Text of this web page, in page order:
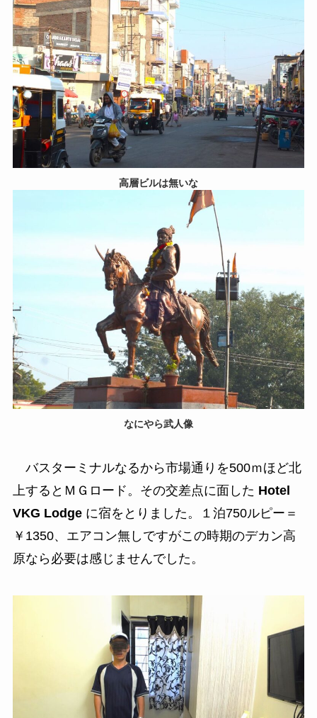
高層ビルは無いな
なにやら武人像
バスターミナルなるから市場通りを500ｍほど北
上するとＭＧロード。その交差点に面した Hotel
VKG Lodge に宿をとりました。１泊750ルピー＝
￥1350、エアコン無しですがこの時期のデカン高
原なら必要は感じませんでした。